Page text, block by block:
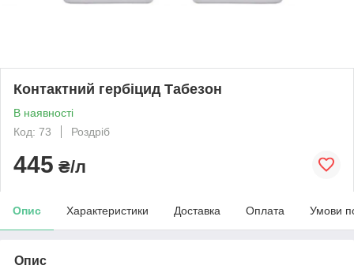
Контактний гербіцид Табезон
В наявності
Код: 73
Роздріб
445 ₴/л
Опис Характеристики Доставка Оплата Умови
Опис